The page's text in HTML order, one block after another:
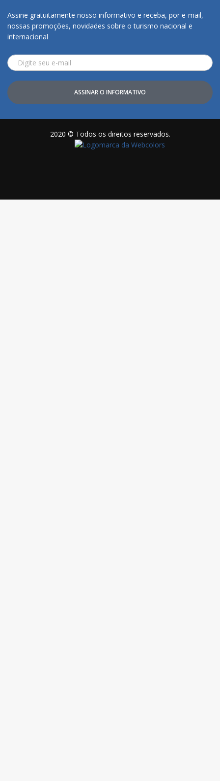
Assine gratuitamente nosso informativo e receba, por e-mail,
nossas promoções, novidades sobre o turismo nacional e
internacional
ASSINAR O INFORMATIVO
2020 © Todos os direitos reservados.